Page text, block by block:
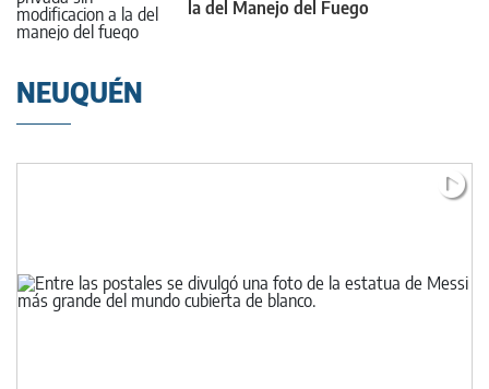
la del Manejo del Fuego
NEUQUÉN